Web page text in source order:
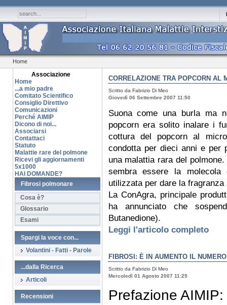
Home
Associazione
Home
...a mio padre
Comitato Scientifico
Consiglio Direttivo
Comunicazioni
Perché AIMIP
Dicono di noi...
Associarsi
Contattaci
Statuto
Malattie rare del polmone
Ricevi gli aggiornamenti
5x1000
HAI DOMANDE?
Fibrosi polmonare
Cosa è?
Glossario
Esami
Spargi la voce con...
Volantini - Fatti - Parole
...dalla Ricerca
Articoli
Recensioni
CORRELAZIONE TRA POPCORN AL
Scritto da Fabrizio Di Meo
Giovedì 06 Settembre 2007 11:50
Suona come una burla ma
popcorn era solito inalare i
cottura del popcorn al
condotta per dieci anni e per
una malattia rara del
sembra essere la molecola
utilizzata per dare la fragranza
La ConAgra, principale
ha annunciato che
Butanedione).
Leggi l'articolo completo
FIBROSI: È IN AUMENTO IL
Scritto da Fabrizio Di Meo
Mercoledì 01 Agosto 2007 11:25
Prefazione AIMIP: